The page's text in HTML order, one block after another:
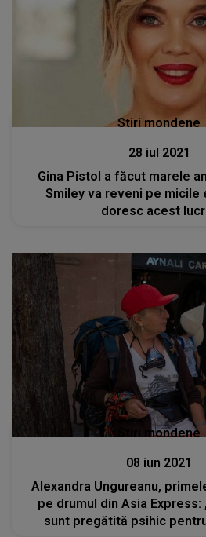
Stiri mondene
28 iul 2021
Gina Pistol a făcut marele
Smiley va reveni pe micile
doresc acest
Stiri mondene
08 iun 2021
Alexandra Ungureanu,
pe drumul din Asia Express:
sunt pregătită psihic pentru